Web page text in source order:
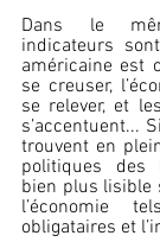
Dans le
indicateurs
américaine est
se creuser,
se relever, et
s’accentuent...
trouvent en
politiques des
bien plus lisible
l’économie
obligataires et